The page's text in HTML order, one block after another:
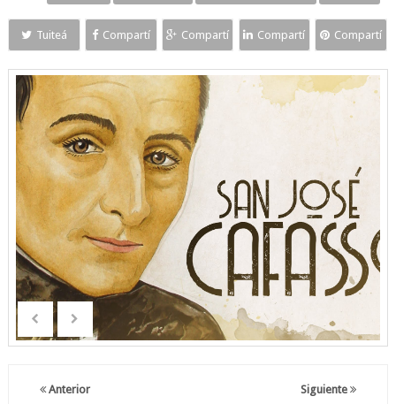
Tuiteá Compartí Compartí Compartí Compartí
Siguiente
Anterior